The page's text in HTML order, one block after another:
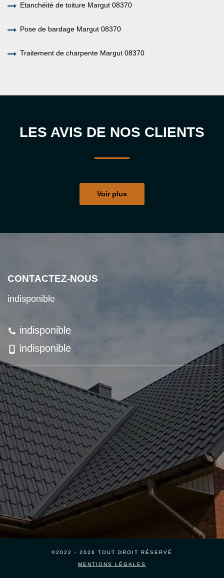
Etanchéité de toiture Margut 08370
Pose de bardage Margut 08370
Traitement de charpente Margut 08370
LES AVIS DE NOS CLIENTS
Voir plus
CONTACTEZ-NOUS
indisponible
indisponible
indisponible
©2022 - 2026 TOUT DROIT RÉSERVÉ
MENTIONS LÉGALES